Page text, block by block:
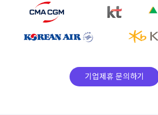
기업제휴 문의하기